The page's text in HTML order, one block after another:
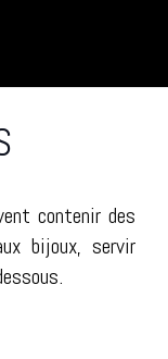
contenir des
bijoux, servir